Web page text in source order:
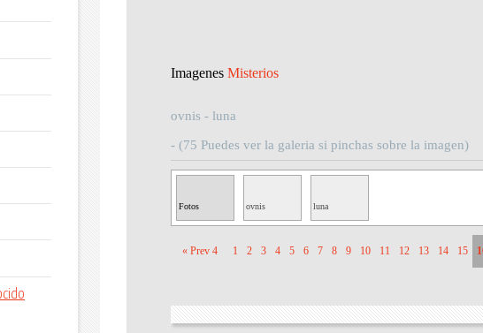
ImagenesMisterios
ovnis - luna
- (75 Puedes ver la galeria si pinchas sobre la imagen)
Fotos ovnis luna
« Prev 4 1 2 3 4 5 6 7 8 9 10 11 12 13 14 15